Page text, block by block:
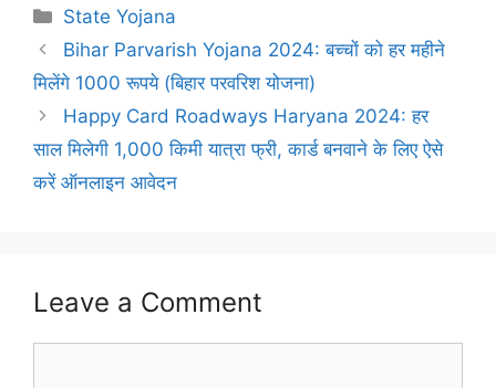
Categories
State Yojana
Bihar Parvarish Yojana 2024: बच्चों को हर महीने
मिलेंगे 1000 रूपये (बिहार परवरिश योजना)
Happy Card Roadways Haryana 2024: हर
साल मिलेगी 1,000 किमी यात्रा फ्री, कार्ड बनवाने के लिए ऐसे
करें ऑनलाइन आवेदन
Leave a Comment